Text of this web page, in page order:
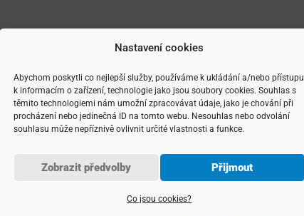
Nastavení cookies
Abychom poskytli co nejlepší služby, používáme k ukládání a/nebo přístupu
k informacím o zařízení, technologie jako jsou soubory cookies. Souhlas s
těmito technologiemi nám umožní zpracovávat údaje, jako je chování při
procházení nebo jedinečná ID na tomto webu. Nesouhlas nebo odvolání
souhlasu může nepříznivě ovlivnit určité vlastnosti a funkce.
Přijmout
Zobrazit předvolby
Co jsou cookies?